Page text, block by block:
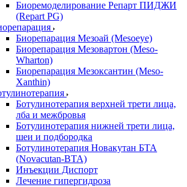
Биоремоделирование Репарт ПИДЖИ
(Repart PG)
Биорепарация Мезоай (Mesoeye)
Биорепарация Мезовартон (Meso-
Wharton)
Биорепарация Мезоксантин (Meso-
Xanthin)
Ботулинотерапия верхней трети лица,
лба и межбровья
Ботулинотерапия нижней трети лица,
шеи и подбородка
Ботулинотерапия Новакутан БТА
(Novacutan-BTA)
Инъекции Диспорт
Лечение гипергидроза